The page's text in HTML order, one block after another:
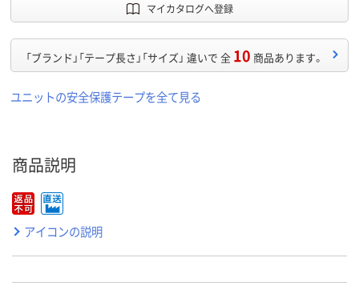
マイカタログへ登録
「ブランド」「テープ長さ」「サイズ」 違いで 全 10 商品あります。
ユニットの安全保護テープを全て見る
商品説明
アイコンの説明